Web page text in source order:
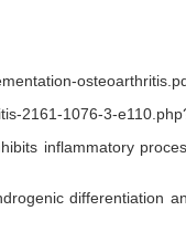
2161-1076-3-
inflammatory
differentiation